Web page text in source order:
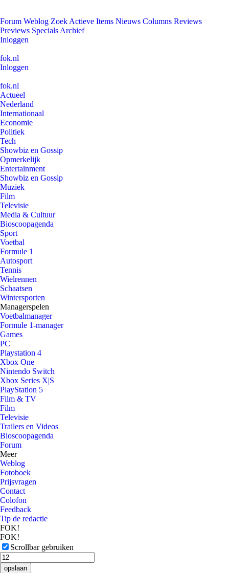
Forum Weblog Zoek Actieve Items Nieuws Columns Reviews
Previews Specials Archief
Inloggen
fok.nl
Inloggen
fok.nl
Actueel
Nederland
Internationaal
Economie
Politiek
Tech
Showbiz en Gossip
Opmerkelijk
Entertainment
Showbiz en Gossip
Muziek
Film
Televisie
Media & Cultuur
Bioscoopagenda
Sport
Voetbal
Formule 1
Autosport
Tennis
Wielrennen
Schaatsen
Wintersporten
Managerspelen
Voetbalmanager
Formule 1-manager
Games
PC
Playstation 4
Xbox One
Nintendo Switch
Xbox Series X|S
PlayStation 5
Film & TV
Film
Televisie
Trailers en Videos
Bioscoopagenda
Forum
Meer
Weblog
Fotoboek
Prijsvragen
Contact
Colofon
Feedback
Tip de redactie
FOK!
FOK!
Scrollbar gebruiken
opslaan